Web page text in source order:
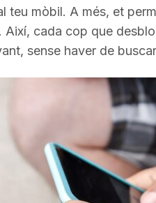
teu mòbil. A més, et
cada cop que
sense haver de